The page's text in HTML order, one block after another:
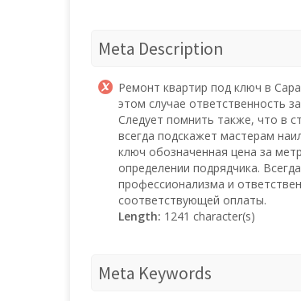
Meta Description
Ремонт квартир под ключ в
этом случае ответственность
Следует помнить также, что в
всегда подскажет мастерам
ключ обозначенная цена за
определении подрядчика.
профессионализма и
соответствующей оплаты.
Length: 1241 character(s)
Meta Keywords